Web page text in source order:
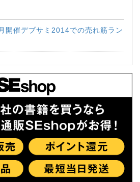
開催デブサミ2014での売れ筋ラン